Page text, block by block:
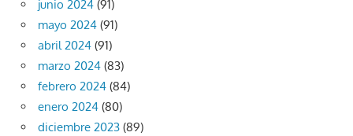
junio 2024 (91)
mayo 2024 (91)
abril 2024 (91)
marzo 2024 (83)
febrero 2024 (84)
enero 2024 (80)
diciembre 2023 (89)